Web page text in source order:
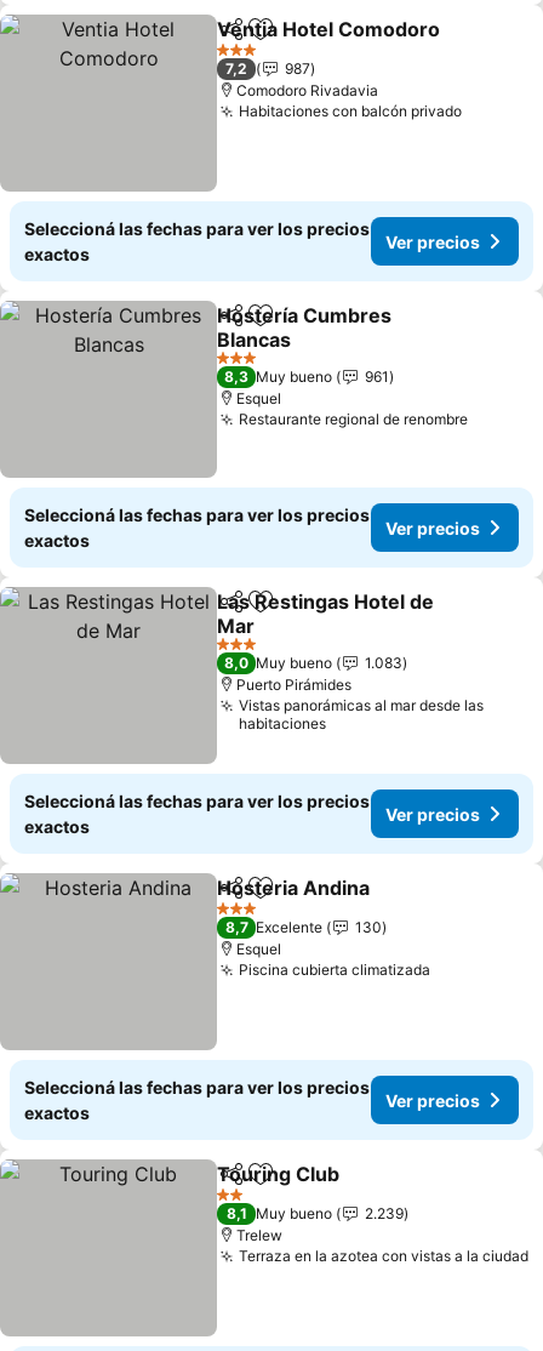
CompartirAñadir a favoritos
Ventia Hotel Comodoro
3 Estrellas
7,2
987
Comodoro Rivadavia
Habitaciones con balcón privado
Seleccioná las fechas para ver los precios
exactos
Ver precios
CompartirAñadir a favoritos
Hostería Cumbres
Blancas
3 Estrellas
8,3 Muy bueno
961
Esquel
Restaurante regional de renombre
Seleccioná las fechas para ver los precios
exactos
Ver precios
CompartirAñadir a favoritos
Las Restingas Hotel de
Mar
3 Estrellas
8,0 Muy bueno
1.083
Puerto Pirámides
Vistas panorámicas al mar desde las
habitaciones
Seleccioná las fechas para ver los precios
exactos
Ver precios
CompartirAñadir a favoritos
Hosteria Andina
3 Estrellas
8,7 Excelente
130
Esquel
Piscina cubierta climatizada
Seleccioná las fechas para ver los precios
exactos
Ver precios
Compartir
Añadir a favoritos
Touring Club
2 Estrellas
8,1 Muy bueno
2.239
Trelew
Terraza en la azotea con vistas a la ciudad